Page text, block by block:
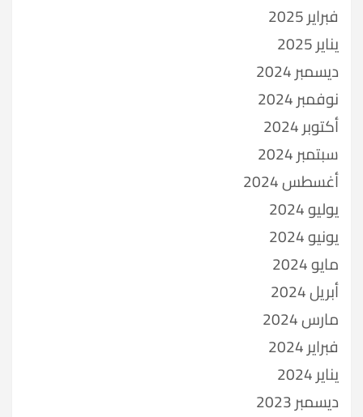
فبراير 2025
يناير 2025
ديسمبر 2024
نوفمبر 2024
أكتوبر 2024
سبتمبر 2024
أغسطس 2024
يوليو 2024
يونيو 2024
مايو 2024
أبريل 2024
مارس 2024
فبراير 2024
يناير 2024
ديسمبر 2023